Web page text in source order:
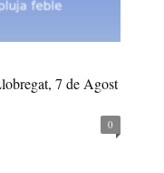
7 de Agost
0